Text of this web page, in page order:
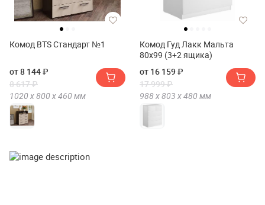
Комод BTS Стандарт №1
от 8 144 ₽
8 617 ₽
1020 х800 х460 мм
Комод Гуд Лакк Мальта
80х99 (3+2 ящика)
от 16 159 ₽
17 999 ₽
988 х803 х480 мм